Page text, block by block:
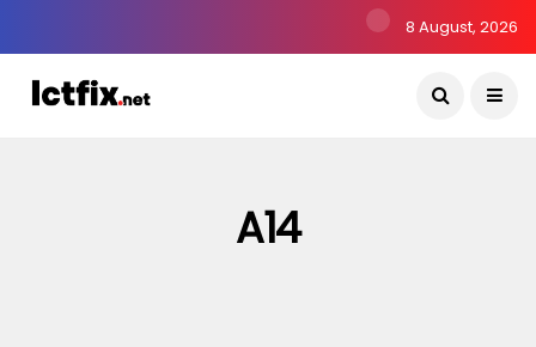
8 August, 2026
A14